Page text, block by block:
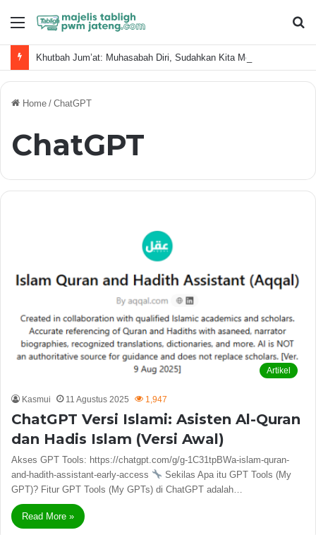
Menu
Home / ChatGPT
ChatGPT
Artikel
Kasmui 11 Agustus 2025 1,947
ChatGPT Versi Islami: Asisten Al-Quran
dan Hadis Islam (Versi Awal)
Akses GPT Tools: https://chatgpt.com/g/g-1C31tpBWa-islam-quran-
and-hadith-assistant-early-access
Sekilas Apa itu GPT Tools (My
GPT)? Fitur GPT Tools (My GPTs) di ChatGPT adalah…
Read More »